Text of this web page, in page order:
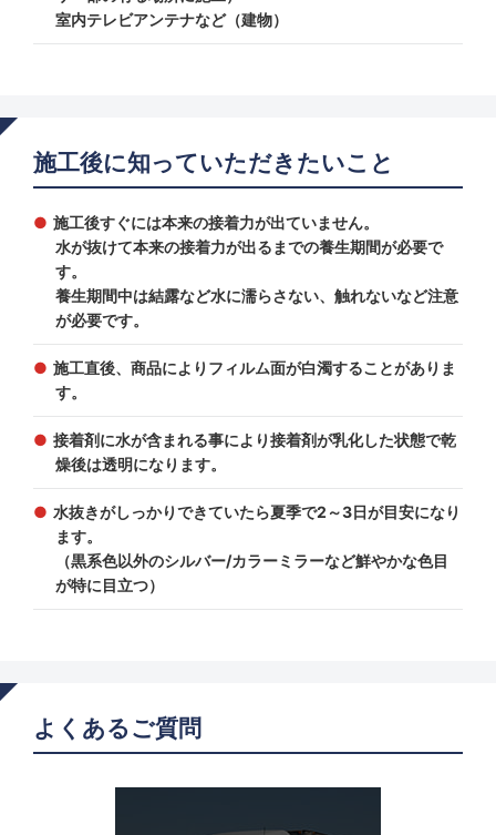
室内テレビアンテナなど（建物）
施工後に知っていただきたいこと
施工後すぐには本来の接着力が出ていません。
水が抜けて本来の接着力が出るまでの養生期間が必要で
す。
養生期間中は結露など水に濡らさない、触れないなど注意
が必要です。
施工直後、商品によりフィルム面が白濁することがありま
す。
接着剤に水が含まれる事により接着剤が乳化した状態で乾
燥後は透明になります。
水抜きがしっかりできていたら夏季で2～3日が目安になり
ます。
（黒系色以外のシルバー/カラーミラーなど鮮やかな色目
が特に目立つ）
よくあるご質問